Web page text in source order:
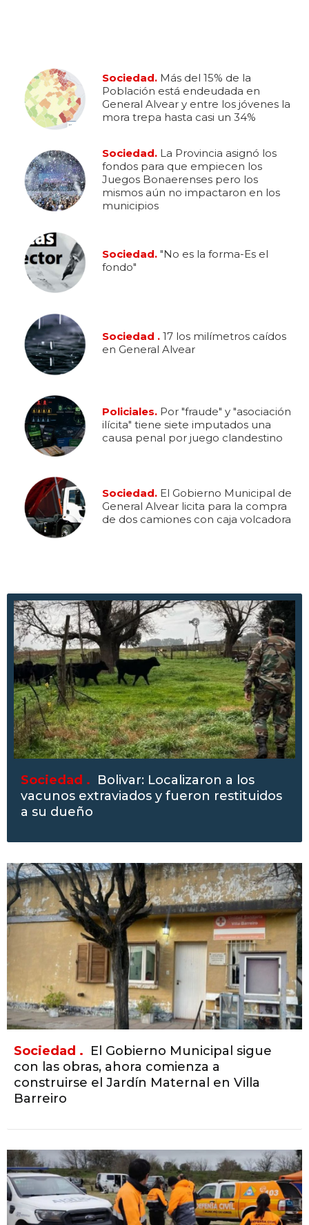
Sociedad. Más del 15% de la
Población está endeudada en
General Alvear y entre los jóvenes la
mora trepa hasta casi un 34%
Sociedad. La Provincia asignó los
fondos para que empiecen los
Juegos Bonaerenses pero los
mismos aún no impactaron en los
municipios
Sociedad. "No es la forma-Es el
fondo"
Sociedad . 17 los milímetros caídos
en General Alvear
Policiales. Por "fraude" y "asociación
ilícita" tiene siete imputados una
causa penal por juego clandestino
Sociedad. El Gobierno Municipal de
General Alvear licita para la compra
de dos camiones con caja volcadora
Sociedad . Bolivar: Localizaron a los
vacunos extraviados y fueron restituidos
a su dueño
Sociedad . El Gobierno Municipal sigue
con las obras, ahora comienza a
construirse el Jardín Maternal en Villa
Barreiro